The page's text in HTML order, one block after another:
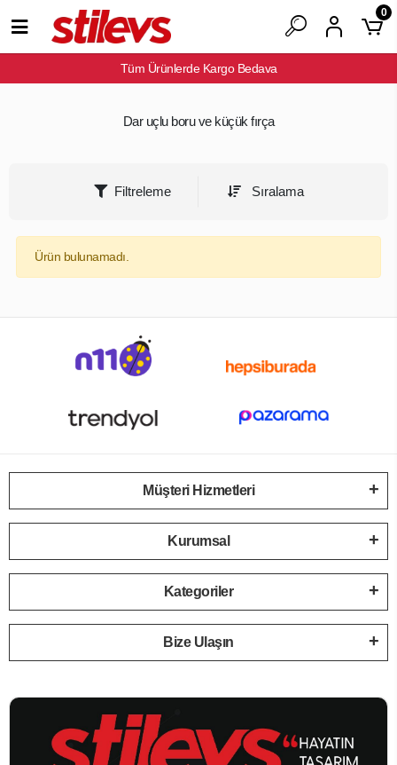
Tüm Ürünlerde Kargo Bedava
0
Dar uçlu boru ve küçük fırça
Filtreleme Sıralama
Ürün bulunamadı.
Müşteri Hizmetleri
Kurumsal
Kategoriler
Bize Ulaşın